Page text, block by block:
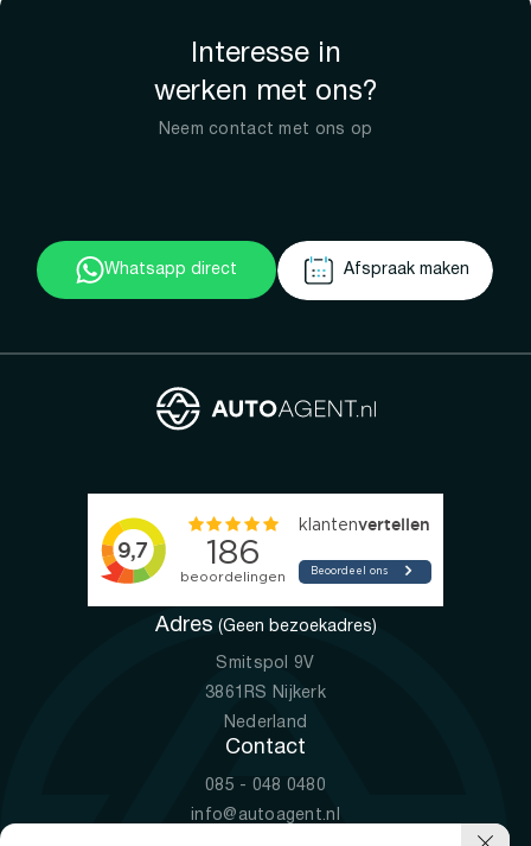
Interesse in
werken met ons?
Neem contact met ons op
Whatsapp direct Afspraak maken
Adres (Geen bezoekadres)
Smitspol 9V
3861RS Nijkerk
Nederland
Contact
085 - 048 0480
info@autoagent.nl